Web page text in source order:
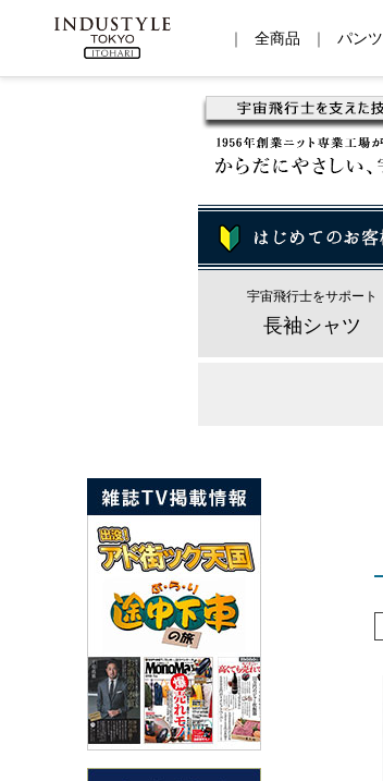
｜ 全商品 ｜ パンツ
宇宙飛行士をサポート
長袖シャツ